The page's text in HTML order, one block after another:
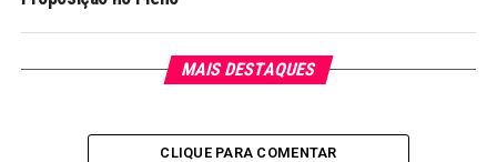
MAIS DESTAQUES
CLIQUE PARA COMENTAR